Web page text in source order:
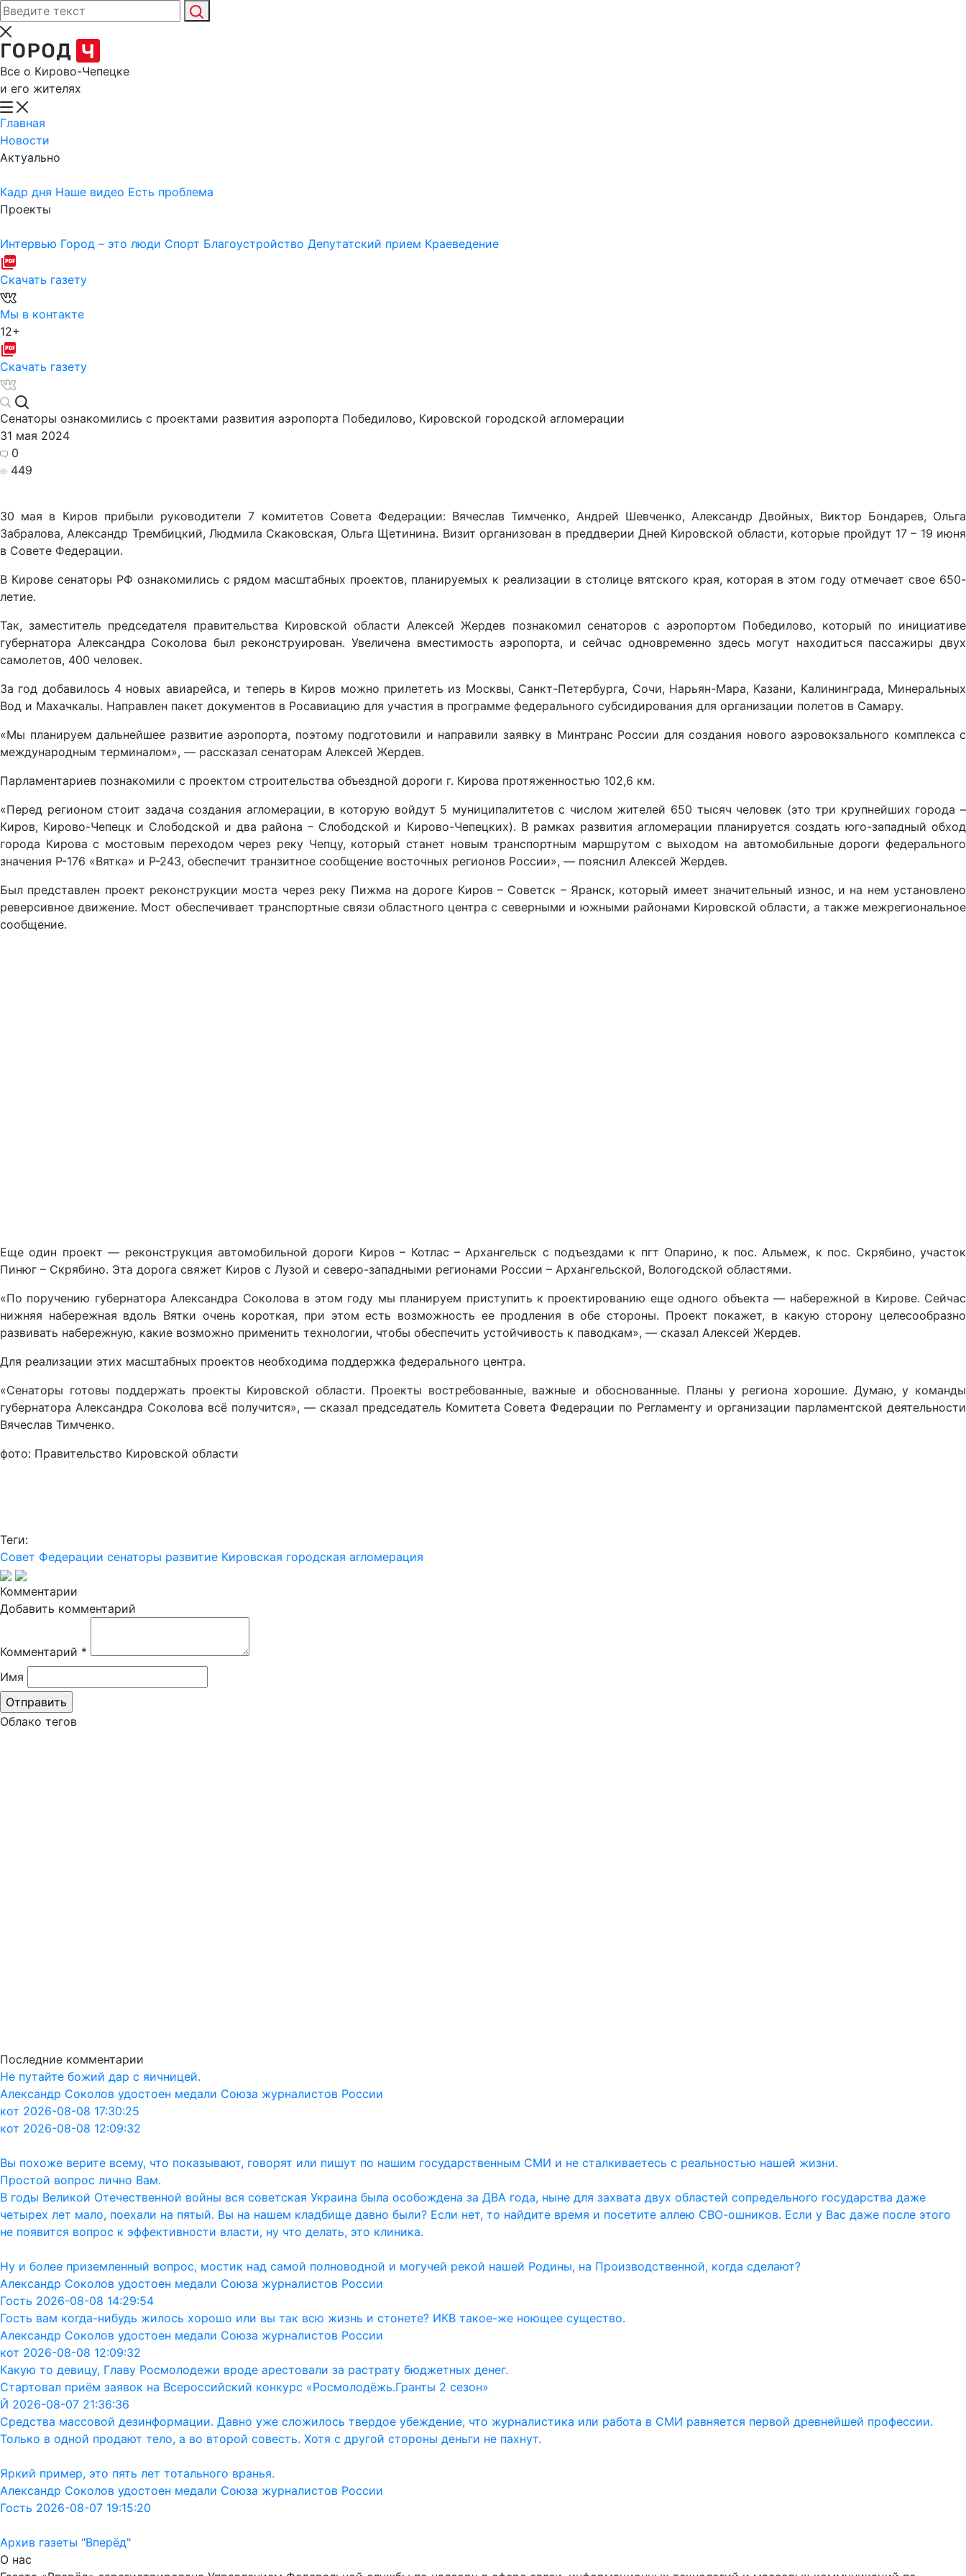
Все о Кирово-Чепецке
и его жителях
Главная
Новости
Актуально
Кадр дня Наше видео Есть проблема
Проекты
Интервью Город – это люди Спорт Благоустройство Депутатский прием Краеведение
Скачать газету
Мы в контакте
12+
Скачать газету
Сенаторы ознакомились с проектами развития аэропорта Победилово, Кировской городской агломерации
31 мая 2024
0
449
30 мая в Киров прибыли руководители 7 комитетов Совета Федерации: Вячеслав Тимченко, Андрей Шевченко, Александр Двойных, Виктор Бондарев, Ольга
Забралова, Александр Трембицкий, Людмила Скаковская, Ольга Щетинина. Визит организован в преддверии Дней Кировской области, которые пройдут 17 – 19 июня
в Совете Федерации.
В Кирове сенаторы РФ ознакомились с рядом масштабных проектов, планируемых к реализации в столице вятского края, которая в этом году отмечает свое 650-
летие.
Так, заместитель председателя правительства Кировской области Алексей Жердев познакомил сенаторов с аэропортом Победилово, который по инициативе
губернатора Александра Соколова был реконструирован. Увеличена вместимость аэропорта, и сейчас одновременно здесь могут находиться пассажиры двух
самолетов, 400 человек.
За год добавилось 4 новых авиарейса, и теперь в Киров можно прилететь из Москвы, Санкт-Петербурга, Сочи, Нарьян-Мара, Казани, Калининграда, Минеральных
Вод и Махачкалы. Направлен пакет документов в Росавиацию для участия в программе федерального субсидирования для организации полетов в Самару.
«Мы планируем дальнейшее развитие аэропорта, поэтому подготовили и направили заявку в Минтранс России для создания нового аэровокзального комплекса с
международным терминалом», — рассказал сенаторам Алексей Жердев.
Парламентариев познакомили с проектом строительства объездной дороги г. Кирова протяженностью 102,6 км.
«Перед регионом стоит задача создания агломерации, в которую войдут 5 муниципалитетов с числом жителей 650 тысяч человек (это три крупнейших города –
Киров, Кирово-Чепецк и Слободской и два района – Слободской и Кирово-Чепецких). В рамках развития агломерации планируется создать юго-западный обход
города Кирова с мостовым переходом через реку Чепцу, который станет новым транспортным маршрутом с выходом на автомобильные дороги федерального
значения Р-176 «Вятка» и Р-243, обеспечит транзитное сообщение восточных регионов России», — пояснил Алексей Жердев.
Был представлен проект реконструкции моста через реку Пижма на дороге Киров – Советск – Яранск, который имеет значительный износ, и на нем установлено
реверсивное движение. Мост обеспечивает транспортные связи областного центра с северными и южными районами Кировской области, а также межрегиональное
сообщение.
Еще один проект — реконструкция автомобильной дороги Киров – Котлас – Архангельск с подъездами к пгт Опарино, к пос. Альмеж, к пос. Скрябино, участок
Пинюг – Скрябино. Эта дорога свяжет Киров с Лузой и северо-западными регионами России – Архангельской, Вологодской областями.
«По поручению губернатора Александра Соколова в этом году мы планируем приступить к проектированию еще одного объекта — набережной в Кирове. Сейчас
нижняя набережная вдоль Вятки очень короткая, при этом есть возможность ее продления в обе стороны. Проект покажет, в какую сторону целесообразно
развивать набережную, какие возможно применить технологии, чтобы обеспечить устойчивость к паводкам», — сказал Алексей Жердев.
Для реализации этих масштабных проектов необходима поддержка федерального центра.
«Сенаторы готовы поддержать проекты Кировской области. Проекты востребованные, важные и обоснованные. Планы у региона хорошие. Думаю, у команды
губернатора Александра Соколова всё получится», — сказал председатель Комитета Совета Федерации по Регламенту и организации парламентской деятельности
Вячеслав Тимченко.
фото: Правительство Кировской области
Теги:
Совет Федерации сенаторы развитие Кировская городская агломерация
Комментарии
Добавить комментарий
Комментарий *
Имя
Облако тегов
Последние комментарии
Не путайте божий дар с яичницей.
Александр Соколов удостоен медали Союза журналистов России
кот 2026-08-08 17:30:25
кот 2026-08-08 12:09:32
Вы похоже верите всему, что показывают, говорят или пишут по нашим государственным СМИ и не сталкиваетесь с реальностью нашей жизни.
Простой вопрос лично Вам.
В годы Великой Отечественной войны вся советская Украина была особождена за ДВА года, ныне для захвата двух областей сопредельного государства даже
четырех лет мало, поехали на пятый. Вы на нашем кладбище давно были? Если нет, то найдите время и посетите аллею СВО-ошников. Если у Вас даже после этого
не появится вопрос к эффективности власти, ну что делать, это клиника.
Ну и более приземленный вопрос, мостик над самой полноводной и могучей рекой нашей Родины, на Производственной, когда сделают?
Александр Соколов удостоен медали Союза журналистов России
Гость 2026-08-08 14:29:54
Гость вам когда-нибудь жилось хорошо или вы так всю жизнь и стонете? ИКВ такое-же ноющее существо.
Александр Соколов удостоен медали Союза журналистов России
кот 2026-08-08 12:09:32
Какую то девицу, Главу Росмолодежи вроде арестовали за растрату бюджетных денег.
Стартовал приём заявок на Всероссийский конкурс «Росмолодёжь.Гранты 2 сезон»
Й 2026-08-07 21:36:36
Средства массовой дезинформации. Давно уже сложилось твердое убеждение, что журналистика или работа в СМИ равняется первой древнейшей профессии.
Только в одной продают тело, а во второй совесть. Хотя с другой стороны деньги не пахнут.
Яркий пример, это пять лет тотального вранья.
Александр Соколов удостоен медали Союза журналистов России
Гость 2026-08-07 19:15:20
Архив газеты "Вперёд"
О нас